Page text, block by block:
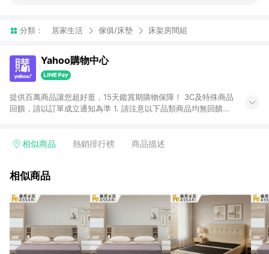
分類： 居家生活 傢俱/床墊 床架房間組
Yahoo購物中心
提供百萬商品讓您超好逛，15天鑑賞期購物保障！ 3C及特殊商品
回饋，請以訂單成立通知為準 1. 請注意以下品類商品均無回饋：
電玩/遊戲/相機/單眼/鏡頭/拍立得 [2024/6/1起適用] -內接硬
的購回饋活動享Yahoo超贈點回饋者 - 購物中心商店之商品：商
3. 訂單回饋金額將扣除運費/購物金/超贈點/福利金/紅利折抵/折
價券等虛擬貨幣折抵 4. 大宗採購或批發轉賣不具回饋資格： 如
有相關事證認定您為大宗採購、批發轉賣而非最終消費使用者，
相關認定以Yahoo購物中心之認定為準
相似商品 熱銷排行榜 商品描述
相似商品